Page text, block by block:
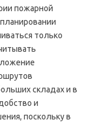
пожарной
только
складах и в
и
поскольку в